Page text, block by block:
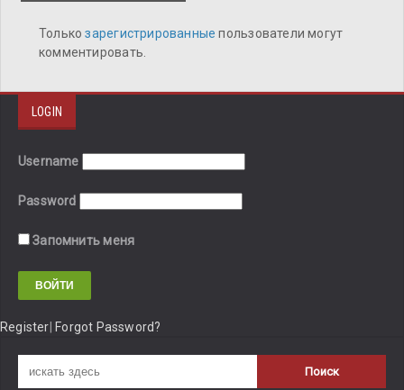
Толькозарегистрированныепользователи могут
комментировать.
LOGIN
Username
Password
Запомнить меня
Register Forgot Password?